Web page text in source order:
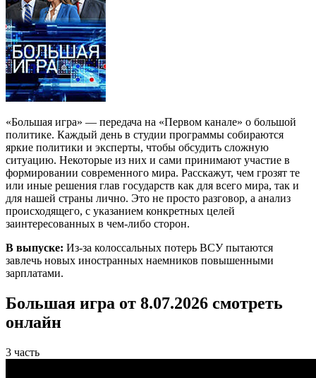
«Большая игра» — передача на «Первом канале» о большой
политике. Каждый день в студии программы собираются
яркие политики и эксперты, чтобы обсудить сложную
ситуацию. Некоторые из них и сами принимают участие в
формировании современного мира. Расскажут, чем грозят те
или иные решения глав государств как для всего мира, так и
для нашей страны лично. Это не просто разговор, а анализ
происходящего, с указанием конкретных целей
заинтересованных в чем-либо сторон.
В выпуске: Из-за колоссальных потерь ВСУ пытаются
завлечь новых иностранных наемников повышенными
зарплатами.
Большая игра от 8.07.2026 смотреть
онлайн
3 часть